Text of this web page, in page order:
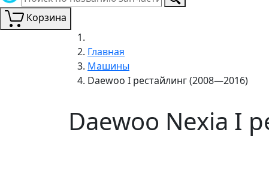
Корзина
Главная
Машины
Daewoo I рестайлинг (2008—2016)
Daewoo Nexia I